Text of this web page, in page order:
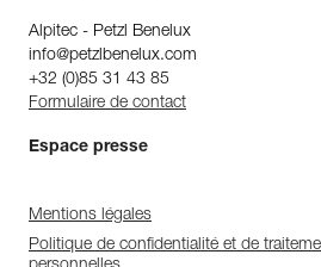
Alpitec - Petzl Benelux
info@petzlbenelux.com
+32 (0)85 31 43 85
Formulaire de contact
Espace presse
Mentions légales
Politique de confidentialité et de